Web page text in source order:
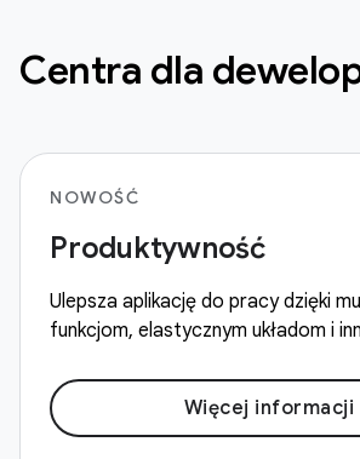
Centra dla
NOWOŚĆ
Produktywność
Ulepsza aplikację do pracy dzięki
funkcjom, elastycznym układom i
Więcej informacji